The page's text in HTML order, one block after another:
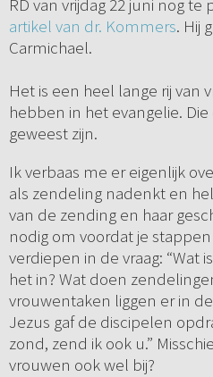
RD van vrijdag 22 juni nog te
artikel van dr. Kommers. Hij
Carmichael.
Het is een heel lange rij van
hebben in het evangelie.
geweest zijn.
Ik verbaas me er eigenlijk
als zendeling nadenkt en
van de zending en haar
nodig om voordat je
verdiepen in de vraag: “Wat
het in? Wat doen
vrouwentaken liggen er in
Jezus gaf de discipelen
zond, zend ik ook u.”
vrouwen ook wel bij?